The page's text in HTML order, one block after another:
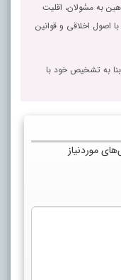
به مسٔولان، اقلیت
اصول اخلاقی و قوانین
به تشخیص خود با
موردنیاز